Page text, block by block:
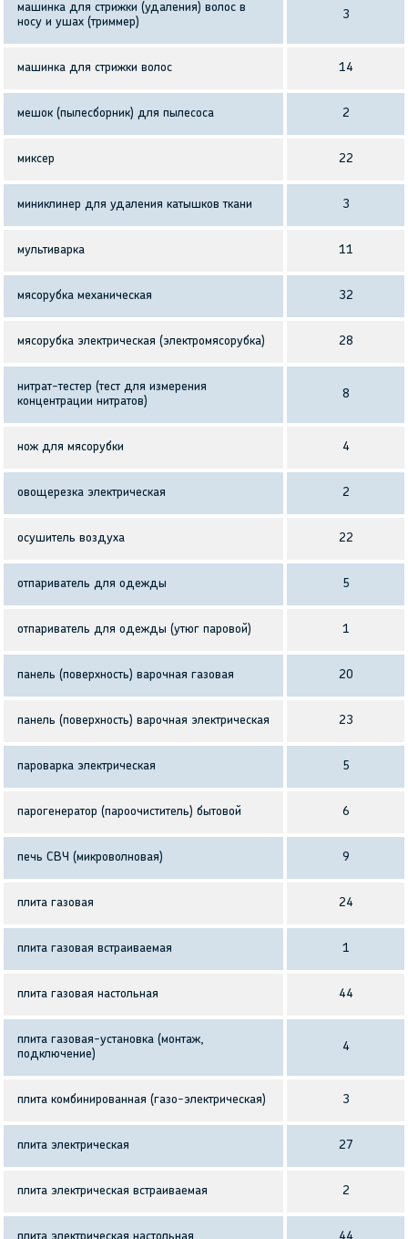
машинка для стрижки (удаления) волос в
носу и ушах (триммер)
3
машинка для стрижки волос 14
мешок (пылесборник) для пылесоса 2
миксер 22
миниклинер для удаления катышков ткани 3
мультиварка 11
мясорубка механическая 32
мясорубка электрическая (электромясорубка) 28
нитрат-тестер (тест для измерения
концентрации нитратов)
8
нож для мясорубки 4
овощерезка электрическая 2
осушитель воздуха 22
отпариватель для одежды 5
отпариватель для одежды (утюг паровой) 1
панель (поверхность) варочная газовая 20
панель (поверхность) варочная электрическая 23
пароварка электрическая 5
парогенератор (пароочиститель) бытовой 6
печь СВЧ (микроволновая) 9
плита газовая 24
плита газовая встраиваемая 1
плита газовая настольная 44
плита газовая-установка (монтаж,
подключение)
4
плита комбинированная (газо-электрическая) 3
плита электрическая 27
плита электрическая встраиваемая 2